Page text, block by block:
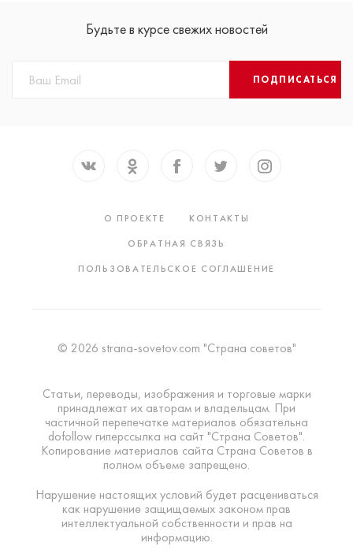
Будьте в курсе свежих новостей
ПОДПИСАТЬСЯ
О ПРОЕКТЕ
КОНТАКТЫ
ОБРАТНАЯ СВЯЗЬ
ПОЛЬЗОВАТЕЛЬСКОЕ СОГЛАШЕНИЕ
© 2026 strana-sovetov.com "Страна советов"
Статьи, переводы, изображения и торговые марки
принадлежат их авторам и владельцам. При
частичной перепечатке материалов обязательна
dofollow гиперссылка на сайт "Страна Советов".
Копирование материалов сайта Страна Советов в
полном объеме запрещено.
Нарушение настоящих условий будет расцениваться
как нарушение защищаемых законом прав
интеллектуальной собственности и прав на
информацию.